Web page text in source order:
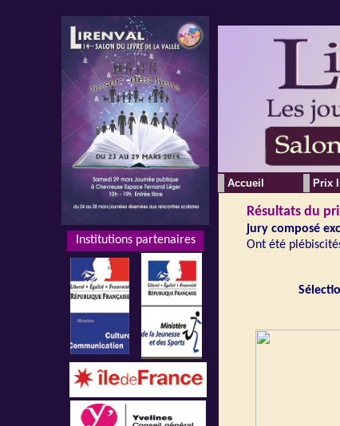
Résultats du
jury composé
Ont été
Institutions partenaires
Institutions partenaires
Accueil Prix